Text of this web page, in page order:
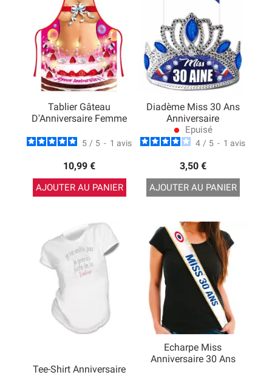
Tablier Gâteau
D'Anniversaire Femme
5 / 5 - 1 avis
10,99 €
AJOUTER AU PANIER
Diadème Miss 30 Ans
Anniversaire
lens Epuisé
4 / 5 - 1 avis
3,50 €
AJOUTER AU PANIER
Tee-Shirt Anniversaire
Echarpe Miss
Anniversaire 30 Ans